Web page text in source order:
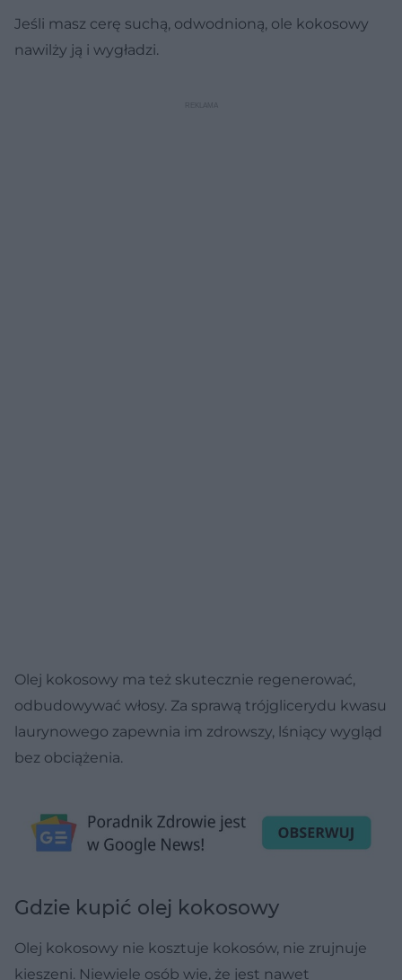
Jeśli masz cerę suchą, odwodnioną, ole kokosowy
nawilży ją i wygładzi.
Olej kokosowy ma też skutecznie regenerować,
odbudowywać włosy. Za sprawą trójglicerydu kwasu
laurynowego zapewnia im zdrowszy, lśniący wygląd
bez obciążenia.
Gdzie kupić olej kokosowy
Olej kokosowy nie kosztuje kokosów, nie zrujnuje
kieszeni. Niewiele osób wie, że jest nawet